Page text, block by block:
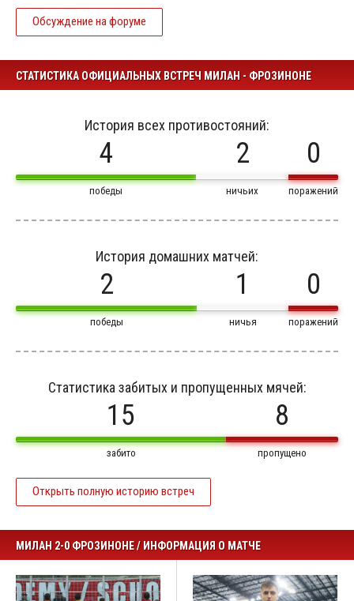
Обсуждение на форуме
СТАТИСТИКА ОФИЦИАЛЬНЫХ ВСТРЕЧ МИЛАН - ФРОЗИНОНЕ
История всех противостояний:
4
победы
2
ничьих
0
поражений
История домашних матчей:
2
победы
1
ничья
0
поражений
Статистика забитых и пропущенных мячей:
15
забито
8
пропущено
Открыть полную историю встреч
МИЛАН 2-0 ФРОЗИНОНЕ / ИНФОРМАЦИЯ О МАТЧЕ